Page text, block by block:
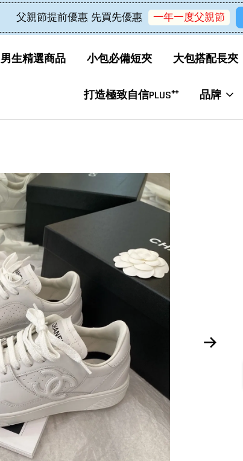
父親節提前優惠 先買先優惠 一年一度父親節
男生精選商品 小包必備短夾 大包搭配長夾
打造極致自信PLUS⁺⁺ 品牌